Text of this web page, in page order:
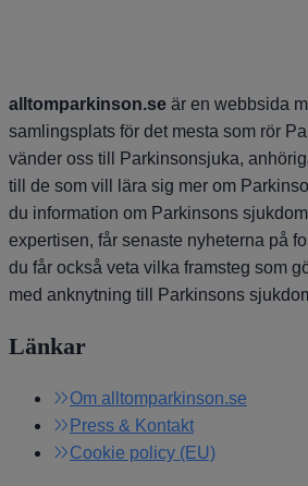
alltomparkinson.se är en webbsida
samlingsplats för det mesta som rör
vänder oss till Parkinsonsjuka,
till de som vill lära sig mer om
du information om Parkinsons
expertisen, får senaste nyheterna på
du får också veta vilka framsteg som
med anknytning till Parkinsons
Länkar
Om alltomparkinson.se
Press & Kontakt
Cookie policy (EU)